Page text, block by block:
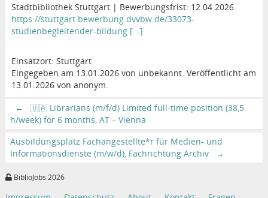
Stadtbibliothek Stuttgart | Bewerbungsfrist: 12.04.2026
https://stuttgart.bewerbung.dvvbw.de/33073-
studienbegleitender-bildung [...]
Einsatzort: Stuttgart
Eingegeben am 13.01.2026 von unbekannt. Veröffentlicht am
13.01.2026 von anonym.
←
🇺🇦 Librarians (m/f/d) Limited full-time position (38,5
h/week) for 6 months, AT – Vienna
Ausbildungsplatz Fachangestellte*r für Medien- und
Informationsdienste (m/w/d), Fachrichtung Archiv
→
BiblioJobs 2026